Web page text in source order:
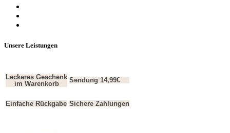
Unsere Leistungen
Leckeres Geschenk
im Warenkorb
Sendung 14,99€
Einfache Rückgabe Sichere Zahlungen